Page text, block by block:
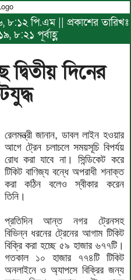
৮:১২ পি.এম || প্রকাশের তারিখঃ
৮:২১ পূর্বাহ্ণ
দিনের
রেলমন্ত্রী জানান, ডাবল লাইন হওয়ার
আগে ট্রেন চলাচলে সময়সূচি বিপর্যয়
রোধ করা যাবে না। সিন্ডিকেট করে
টিকিট বাণিজ্য বন্ধে অপরাধী শনাক্ত
করা কঠিন বলেও স্বীকার করেন
তিনি।
প্রতিদিন আন্ত নগর ট্রেনসহ
বিভিন্ন ধরনের ট্রেনের আগাম টিকিট
বিক্রি করা হচ্ছে ৫৯ হাজার ৬৭৭টি।
গতকাল ১০ হাজার ৭৭৪টি টিকিট
অনলাইনে ও অ্যাপসে বিক্রির জন্য